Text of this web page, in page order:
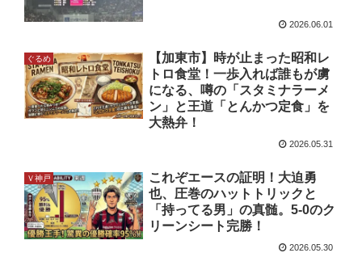
2026.06.01
ぐるめ
【加東市】時が止まった昭和レ
トロ食堂！一歩入れば誰もが虜
になる、噂の「スタミナラーメ
ン」と王道「とんかつ定食」を
大熱弁！
2026.05.31
Ｖ神戸
これぞエースの証明！大迫勇
也、圧巻のハットトリックと
「持ってる男」の真髄。5-0のク
リーンシート完勝！
2026.05.30